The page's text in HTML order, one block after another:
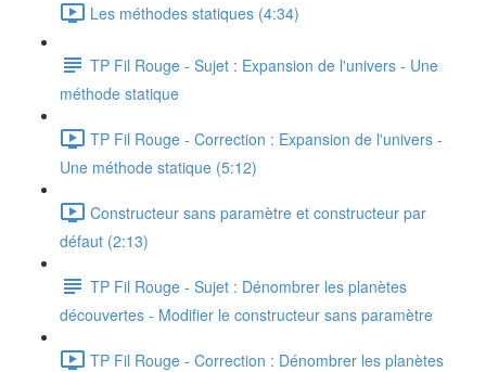
Les méthodes statiques (4:34)
TP Fil Rouge - Sujet : Expansion de l'univers - Une
méthode statique
TP Fil Rouge - Correction : Expansion de l'univers -
Une méthode statique (5:12)
Constructeur sans paramètre et constructeur par
défaut (2:13)
TP Fil Rouge - Sujet : Dénombrer les planètes
découvertes - Modifier le constructeur sans paramètre
TP Fil Rouge - Correction : Dénombrer les planètes